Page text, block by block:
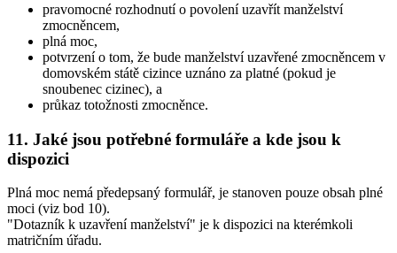
pravomocné rozhodnutí o povolení uzavřít manželství
zmocněncem,
plná moc,
potvrzení o tom, že bude manželství uzavřené zmocněncem v
domovském státě cizince uznáno za platné (pokud je
snoubenec cizinec), a
průkaz totožnosti zmocněnce.
11. Jaké jsou potřebné formuláře a kde jsou k
dispozici
Plná moc nemá předepsaný formulář, je stanoven pouze obsah plné
moci (viz bod 10).
"Dotazník k uzavření manželství" je k dispozici na kterémkoli
matričním úřadu.